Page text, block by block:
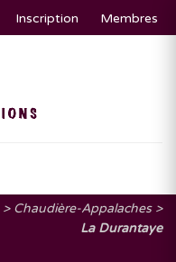
Inscription Membres
Chaudière-Appalaches
La Durantaye